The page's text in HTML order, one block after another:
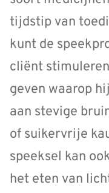
tijdstip van
kunt de
cliënt
geven waarop
aan stevige
of suikervrije
speeksel kan
het eten van